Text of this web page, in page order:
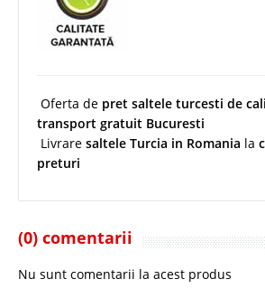
Oferta de pret saltele turcesti de
transport gratuit Bucuresti
Livrare saltele Turcia in Romania la
preturi
(0) comentarii
Nu sunt comentarii la acest produs